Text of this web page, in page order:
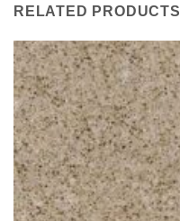
RELATED PRODUCTS